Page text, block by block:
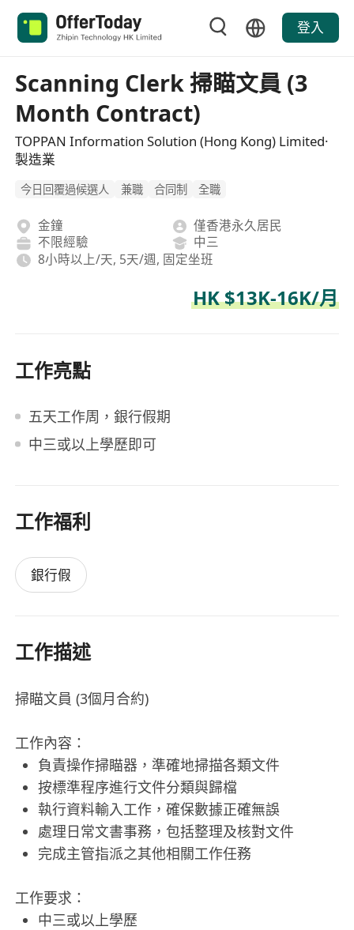
登入
Scanning Clerk 掃瞄文員 (3
Month Contract)
TOPPAN Information Solution (Hong Kong) Limited·
製造業
今日回覆過候選人 兼職 合同制 全職
金鐘
僅香港永久居民
不限經驗
中三
8小時以上/天, 5天/週, 固定坐班
HK $13K-16K/月
工作亮點
五天工作周，銀行假期
中三或以上學歷即可
工作福利
銀行假
工作描述
掃瞄文員 (3個月合約)
工作內容：
負責操作掃瞄器，準確地掃描各類文件
按標準程序進行文件分類與歸檔
執行資料輸入工作，確保數據正確無誤
處理日常文書事務，包括整理及核對文件
完成主管指派之其他相關工作任務
工作要求：
中三或以上學歷